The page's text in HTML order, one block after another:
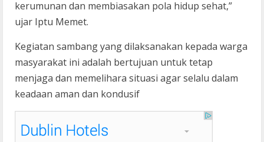
kerumunan dan membiasakan pola hidup sehat,”
ujar Iptu Memet.
Kegiatan sambang yang dilaksanakan kepada warga
masyarakat ini adalah bertujuan untuk tetap
menjaga dan memelihara situasi agar selalu dalam
keadaan aman dan kondusif